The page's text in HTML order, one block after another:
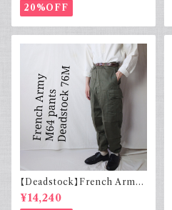
20%OFF
【Deadstock】French Army
フランス軍 M64 カーゴパンツ
実物 76M
¥14,240